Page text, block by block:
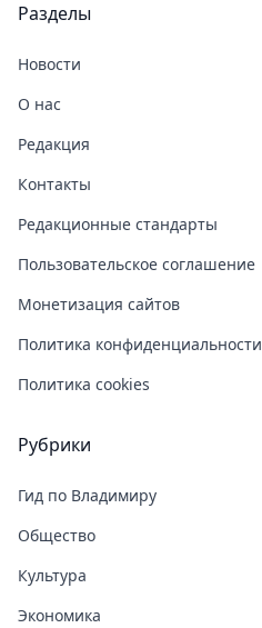
Разделы
Новости
О нас
Редакция
Контакты
Редакционные стандарты
Пользовательское соглашение
Монетизация сайтов
Политика конфиденциальности
Политика cookies
Рубрики
Гид по Владимиру
Общество
Культура
Экономика